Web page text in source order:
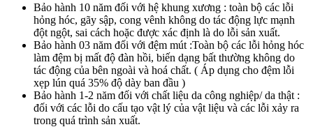
Bảo hành 10 năm đối với hệ khung xương : toàn bộ các lỗi
hỏng hóc, gãy sập, cong vênh không do tác động lực mạnh
đột ngột, sai cách hoặc được xác định là do lỗi sản xuất.
Bảo hành 03 năm đối với đệm mút :Toàn bộ các lỗi hỏng hóc
làm đệm bị mất độ đàn hồi, biến dạng bất thường không do
tác động của bên ngoài và hoá chất. ( Áp dụng cho đệm lỗi
xẹp lún quá 35% độ dày ban đầu )
Bảo hành 1-2 năm đối với chất liệu da công nghiệp/ da thật :
đối với các lỗi do cấu tạo vật lý của vật liệu và các lỗi xảy ra
trong quá trình sản xuất.